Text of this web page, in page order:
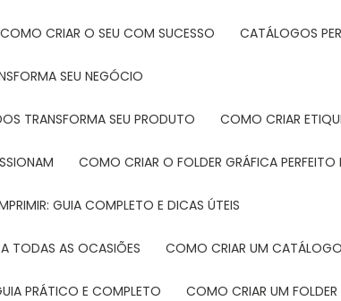
CRIAR O SEU COM SUCESSO CATÁLOGOS
SEU NEGÓCIO
TRANSFORMA SEU PRODUTO COMO CRIAR
COMO CRIAR O FOLDER GRÁFICA
GUIA COMPLETO E DICAS ÚTEIS
TODAS AS OCASIÕES COMO CRIAR UM
PRÁTICO E COMPLETO COMO CRIAR UM